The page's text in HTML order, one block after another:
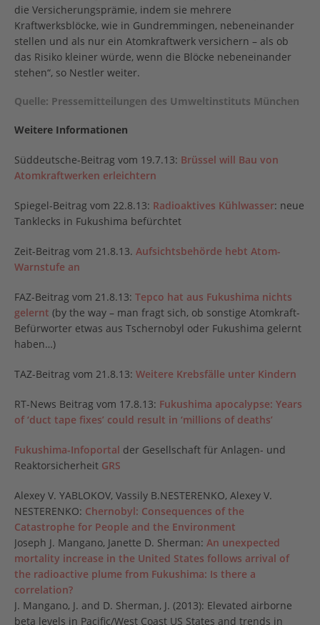
die Versicherungsprämie, indem sie mehrere
Kraftwerksblöcke, wie in Gundremmingen, nebeneinander
stellen und als nur ein Atomkraftwerk versichern – als ob
das Risiko kleiner würde, wenn die Blöcke nebeneinander
stehen“, so Nestler weiter.
Quelle: Pressemitteilungen des Umweltinstituts München
Weitere Informationen
Süddeutsche-Beitrag vom 19.7.13: Brüssel will Bau von
Atomkraftwerken erleichtern
Spiegel-Beitrag vom 22.8.13: Radioaktives Kühlwasser: neue
Tanklecks in Fukushima befürchtet
Zeit-Beitrag vom 21.8.13. Aufsichtsbehörde hebt Atom-
Warnstufe an
FAZ-Beitrag vom 21.8.13: Tepco hat aus Fukushima nichts
gelernt (by the way – man fragt sich, ob sonstige Atomkraft-
Befürworter etwas aus Tschernobyl oder Fukushima gelernt
haben…)
TAZ-Beitrag vom 21.8.13: Weitere Krebsfälle unter Kindern
RT-News Beitrag vom 17.8.13: Fukushima apocalypse: Years
of ‘duct tape fixes’ could result in ‘millions of deaths’
Fukushima-Infoportal der Gesellschaft für Anlagen- und
Reaktorsicherheit GRS
Alexey V. YABLOKOV, Vassily B.NESTERENKO, Alexey V.
NESTERENKO: Chernobyl: Consequences of the
Catastrophe for People and the Environment
Joseph J. Mangano, Janette D. Sherman: An unexpected
mortality increase in the United States follows arrival of
the radioactive plume from Fukushima: Is there a
correlation?
J. Mangano, J. and D. Sherman, J. (2013): Elevated airborne
beta levels in Pacific/West Coast US States and trends in